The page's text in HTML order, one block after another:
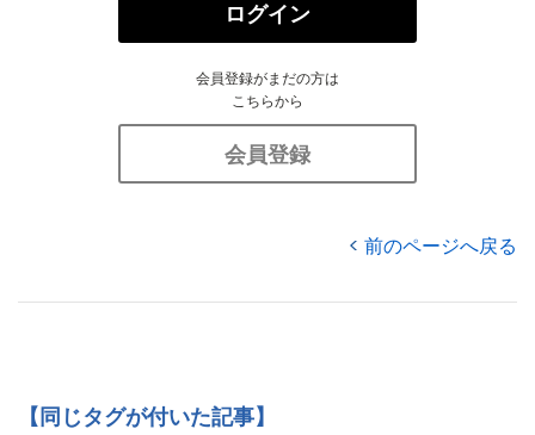
ログイン
会員登録がまだの方は
こちらから
会員登録
前のページへ戻る
【同じタグが付いた記事】